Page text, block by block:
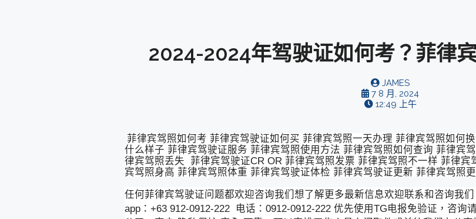
2024-2024年驾驶证如何考？菲律
JAMES
7 8 月, 2024
12:49 上午
菲律宾驾照如何考 菲律宾驾驶证如何买 菲律宾驾照一天办理 菲律宾驾照如何
什么样子 菲律宾驾驶证服务 菲律宾驾照使用方法 菲律宾驾照如何查询 菲律宾
律宾驾照丢失 菲律宾驾驶证CR OR 菲律宾驾照发票 菲律宾驾照不一样 菲律宾
宾驾照身高 菲律宾驾照体重 菲律宾驾驶证体检 菲律宾驾驶证更新 菲律宾驾照
任何菲律宾驾驶证问题都欢迎咨询我们想了解更多最新信息欢迎联系和咨询我
app：+63 912-0912-222 电话：0912-0912-222 优先使用TG电报免验证，咨询